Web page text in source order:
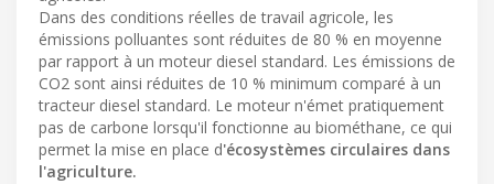
Dans des conditions réelles de travail agricole, les
émissions polluantes sont réduites de 80 % en moyenne
par rapport à un moteur diesel standard. Les émissions de
CO2 sont ainsi réduites de 10 % minimum comparé à un
tracteur diesel standard. Le moteur n'émet pratiquement
pas de carbone lorsqu'il fonctionne au biométhane, ce qui
permet la mise en place d'écosystèmes circulaires dans
l'agriculture.